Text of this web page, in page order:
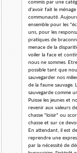
commis par une
d'avoir fait le
communauté.
ensemble pour les
uns, pour les
pratiques de
menace de la
voiler la face et
nous ne sommes.
possible tant que
sauvegarder nos
de la faune sauvage.
sauvegarde comme
Puisse les jeunes et
revenir aux valeurs
chasse "loisir" ou
chasse et sur ce
En attendant, il est
reprendre une
par la nécessité de